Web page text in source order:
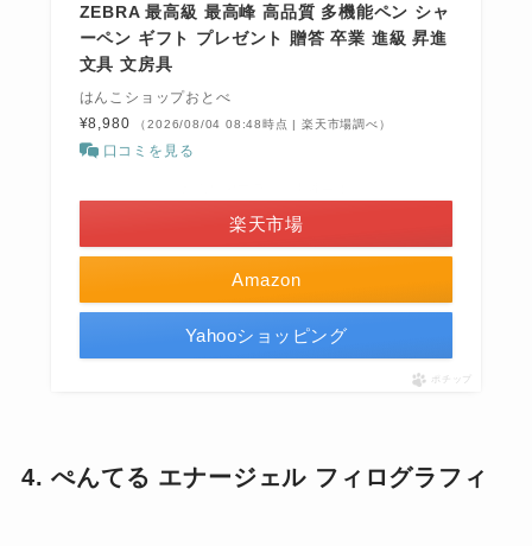
ZEBRA 最高級 最高峰 高品質 多機能ペン シャ
ーペン ギフト プレゼント 贈答 卒業 進級 昇進
文具 文房具
はんこショップおとべ
¥8,980
（2026/08/04 08:48時点 | 楽天市場調べ）
口コミを見る
Amazon
楽天市場
Yahooショッピング
ポチップ
4. ぺんてる エナージェル フィログラフィ